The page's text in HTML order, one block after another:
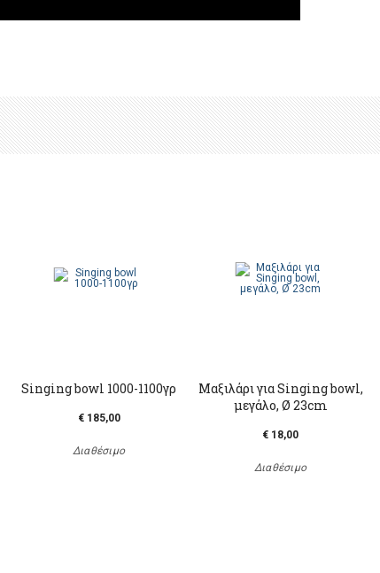
Singing bowl 1000-1100γρ
€ 185,00
Διαθέσιμο
Μαξιλάρι για Singing bowl,
μεγάλο, Ø 23cm
€ 18,00
Διαθέσιμο